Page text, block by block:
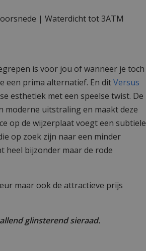
| Waterdicht tot 3ATM
is voor jou of wanneer je toch
een prima alternatief. En ditVersus
esthetiek met een speelse twist. De
uitstraling en maakt deze
op de wijzerplaat voegt een subtiele
op zoek zijn naar een minder
heel bijzonder maar de rode
maar ook de attractieve prijs
glinsterend sieraad.